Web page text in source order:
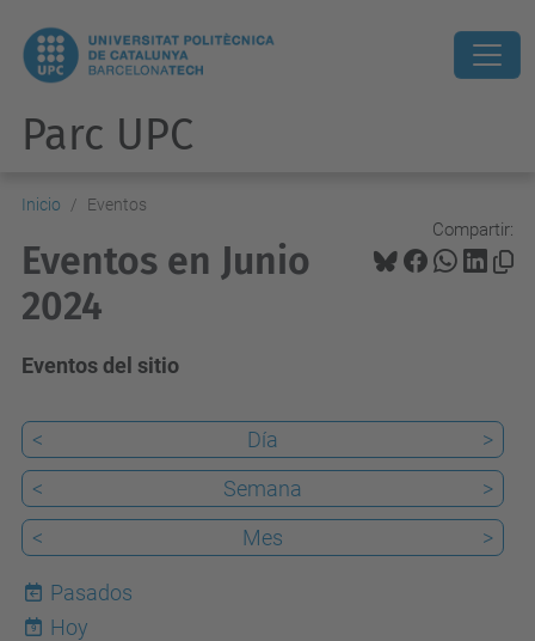
Parc UPC
Inicio Eventos
Compartir:
Eventos en Junio
2024
Eventos del sitio
< Día
>
<
Semana
>
<
Mes >
Pasados
9
Hoy